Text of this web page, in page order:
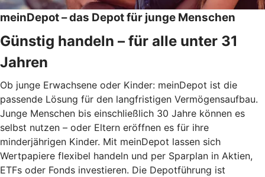
meinDepot – das Depot für junge Menschen
Günstig handeln – für alle unter 31
Jahren
Ob junge Erwachsene oder Kinder: meinDepot ist die
passende Lösung für den langfristigen Vermögensaufbau.
Junge Menschen bis einschließlich 30 Jahre können es
selbst nutzen – oder Eltern eröffnen es für ihre
minderjährigen Kinder. Mit meinDepot lassen sich
Wertpapiere flexibel handeln und per Sparplan in Aktien,
ETFs oder Fonds investieren. Die Depotführung ist